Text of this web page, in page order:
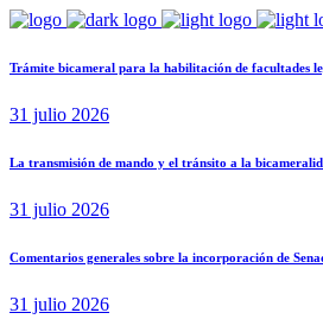
Trámite bicameral para la habilitación de facultades
31 julio 2026
La transmisión de mando y el tránsito a la
31 julio 2026
Comentarios generales sobre la incorporación de
31 julio 2026